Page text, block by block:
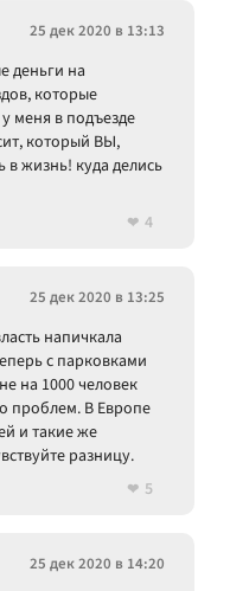
25 дек 2020 в 13:13
деньги на
которые
меня в подъезде
который ВЫ,
жизнь! куда делись
4
25 дек 2020 в 13:25
напичкала
с парковками
на 1000 человек
проблем. В Европе
и такие же
разницу.
5
25 дек 2020 в 14:20